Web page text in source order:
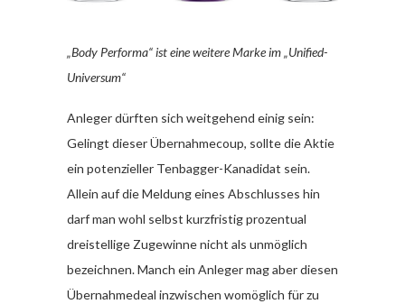
„Body Performa“ ist eine weitere Marke im „Unified-
Universum“
Anleger dürften sich weitgehend einig sein:
Gelingt dieser Übernahmecoup, sollte die Aktie
ein potenzieller Tenbagger-Kanadidat sein.
Allein auf die Meldung eines Abschlusses hin
darf man wohl selbst kurzfristig prozentual
dreistellige Zugewinne nicht als unmöglich
bezeichnen. Manch ein Anleger mag aber diesen
Übernahmedeal inzwischen womöglich für zu